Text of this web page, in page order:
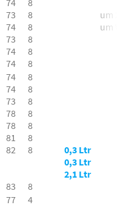
74
73
74
73
74
74
8
8
8
8
8
8
um 2
um W
74
74
73
78
78
81
82
83
8
8
8
8
8
8
8
8
0,3 Ltr
0,3 Ltr
2,1 Ltr
77
4